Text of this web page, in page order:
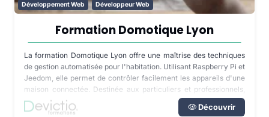
Développement Web Développeur Web
Formation Domotique Lyon
La formation Domotique Lyon offre une maîtrise des techniques
de gestion automatisée pour l'habitation. Utilisant Raspberry Pi et
Jeedom, elle permet de contrôler facilement les appareils d'une
maison connectée. Destinée aux particuliers et professionnels,
cette formation distancielle couvre l'installation, la configuration,
la gestion des périphériques, la création de scénarios et la
Découvrir